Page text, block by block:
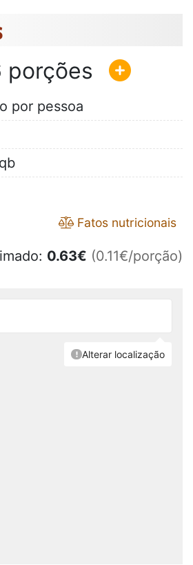
por pessoa
qb
Fatos nutricionais
0.63€ (0.11€/porção)